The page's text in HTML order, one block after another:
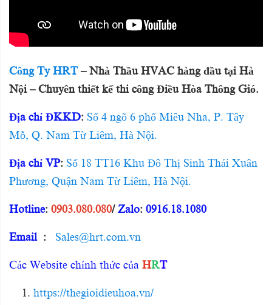
Công Ty HRT– Nhà Thầu HVAC hàng đầu tại Hà
Nội – Chuyên thiết kế thi công Điều Hòa Thông Gió.
Địa chỉ ĐKKD: Số 4 ngõ 6 phố Miêu Nha, P. Tây
Mỗ, Q. Nam Từ Liêm, Hà Nội.
Địa chỉ VP: Số 18 TT16 Khu Đô Thị Sinh Thái Xuân
Phương, Quận Nam Từ Liêm, Hà Nội.
Hotline: 0903.080.080/ Zalo: 0916.18.1080
Email : Sales@hrt.com.vn
Các Website chính thức của HRT
https://thegioidieuhoa.vn/